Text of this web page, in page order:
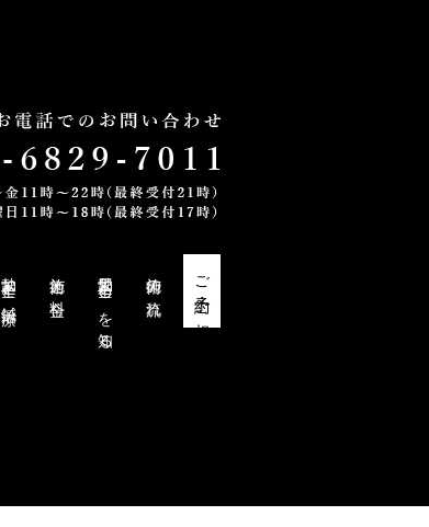
勃起不全と鍼治療 施術と料金 勃起不全・EDを知る 施術の流れ ご予約・ご相談